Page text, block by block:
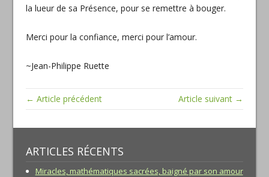
la lueur de sa Présence, pour se remettre à bouger.
Merci pour la confiance, merci pour l’amour.
~Jean-Philippe Ruette
← Article précédent Article suivant →
ARTICLES RÉCENTS
Miracles, mathématiques sacrées, baigné par son amour